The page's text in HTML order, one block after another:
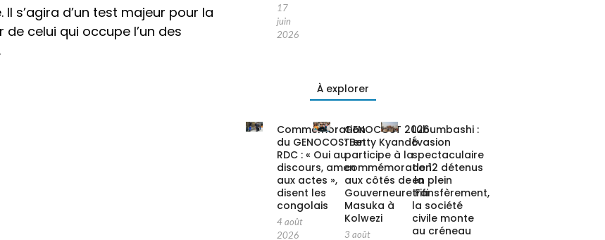
s’agira d’un test majeur pour la
celui qui occupe l’un des
17
juin
2026
À explorer
Commémoration
du GENOCOST en
RDC : « Oui au
discours, amen
aux actes »,
disent les
congolais
4 août
2026
GENOCOST 2026
: Betty Kyando
participe à la
commémoration
aux côtés de la
Gouverneure Fifi
Masuka à
Kolwezi
3 août
Lubumbashi :
Évasion
spectaculaire
de 12 détenus
en plein
transfèrement,
la société
civile monte
au créneau